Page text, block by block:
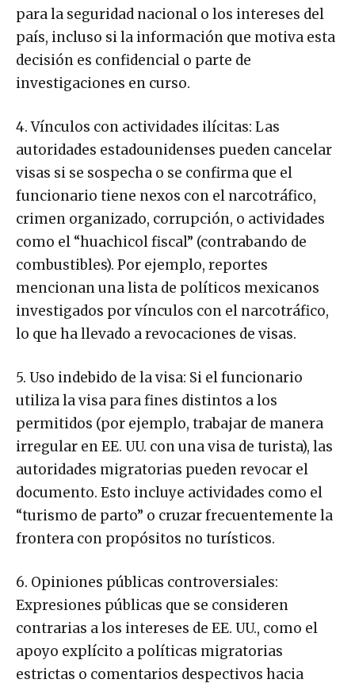
para la seguridad nacional o los intereses del
país, incluso si la información que motiva esta
decisión es confidencial o parte de
investigaciones en curso.
4. Vínculos con actividades ilícitas: Las
autoridades estadounidenses pueden cancelar
visas si se sospecha o se confirma que el
funcionario tiene nexos con el narcotráfico,
crimen organizado, corrupción, o actividades
como el “huachicol fiscal” (contrabando de
combustibles). Por ejemplo, reportes
mencionan una lista de políticos mexicanos
investigados por vínculos con el narcotráfico,
lo que ha llevado a revocaciones de visas.
5. Uso indebido de la visa: Si el funcionario
utiliza la visa para fines distintos a los
permitidos (por ejemplo, trabajar de manera
irregular en EE. UU. con una visa de turista), las
autoridades migratorias pueden revocar el
documento. Esto incluye actividades como el
“turismo de parto” o cruzar frecuentemente la
frontera con propósitos no turísticos.
6. Opiniones públicas controversiales:
Expresiones públicas que se consideren
contrarias a los intereses de EE. UU., como el
apoyo explícito a políticas migratorias
estrictas o comentarios despectivos hacia